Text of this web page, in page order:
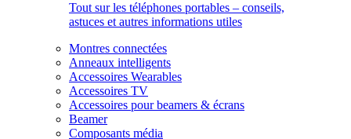
Tout sur les téléphones portables – conseils,
astuces et autres informations utiles
Montres connectées
Anneaux intelligents
Accessoires Wearables
Accessoires TV
Accessoires pour beamers & écrans
Beamer
Composants média